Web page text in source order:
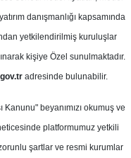
danışmanlığı kapsamında
yetkilendirilmiş kuruluşlar
kişiye Özel sunulmaktadır.
adresinde bulunabilir.
beyanımızı okumuş ve
platformumuz yetkili
şartlar ve resmi kurumlar